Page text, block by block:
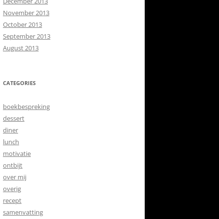
November 2013
October 2013
September 2013
August 2013
CATEGORIES
boekbespreking
dessert
diner
lunch
motivatie
ontbijt
over mij
overig
recept
samenvatting